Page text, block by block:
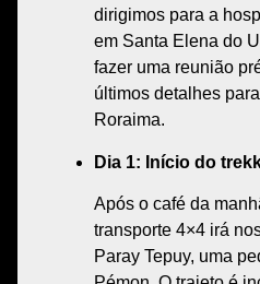
dirigimos para a
em Santa Elena do
fazer uma reunião
últimos detalhes
Roraima.
Dia 1: Início do
Após o café da
transporte 4×4 irá
Paray Tepuy, uma